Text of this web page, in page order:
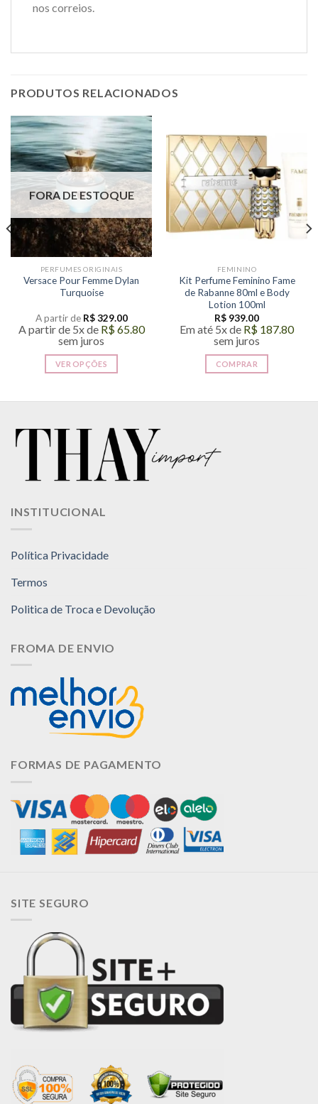
nos correios.
PRODUTOS RELACIONADOS
FORA DE ESTOQUE
PERFUMES ORIGINAIS
Versace Pour Femme Dylan
Turquoise
A partir de R$329.00
A partir de 5x de R$65.80
sem juros
VER OPÇÕES
variantes.
opções
podem
escolhidas
do
FEMININO
Kit Perfume Feminino Fame
de Rabanne 80ml e Body
Lotion 100ml
R$ 939.00
Em até 5x de R$ 187.80
sem juros
COMPRAR
INSTITUCIONAL
Política Privacidade
Termos
Politica de Troca e Devolução
FROMA DE ENVIO
FORMAS DE PAGAMENTO
SITE SEGURO